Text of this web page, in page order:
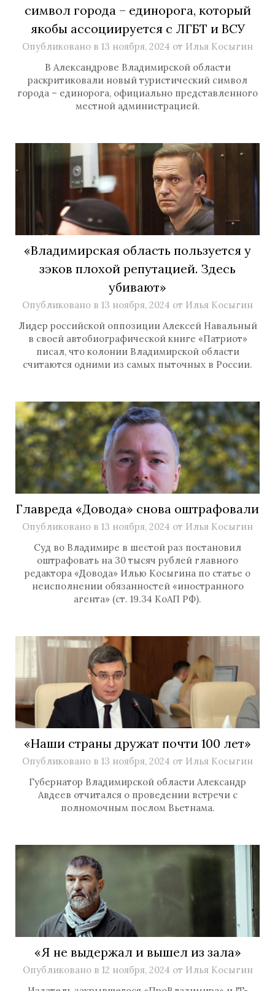
символ города – единорога, который
якобы ассоциируется с ЛГБТ и ВСУ
Опубликовано в 13 ноября, 2024 от Илья Косыгин
В Александрове Владимирской области
раскритиковали новый туристический символ
города – единорога, официально представленного
местной администрацией.
«Владимирская область пользуется у
зэков плохой репутацией. Здесь
убивают»
Опубликовано в 13 ноября, 2024 от Илья Косыгин
Лидер российской оппозиции Алексей Навальный
в своей автобиографической книге «Патриот»
писал, что колонии Владимирской области
считаются одними из самых пыточных в России.
Главреда «Довода» снова оштрафовали
Опубликовано в 13 ноября, 2024 от Илья Косыгин
Суд во Владимире в шестой раз постановил
оштрафовать на 30 тысяч рублей главного
редактора «Довода» Илью Косыгина по статье о
неисполнении обязанностей «иностранного
агента» (ст. 19.34 КоАП РФ).
«Наши страны дружат почти 100 лет»
Опубликовано в 13 ноября, 2024 от Илья Косыгин
Губернатор Владимирской области Александр
Авдеев отчитался о проведении встречи с
полномочным послом Вьетнама.
«Я не выдержал и вышел из зала»
Опубликовано в 12 ноября, 2024 от Илья Косыгин